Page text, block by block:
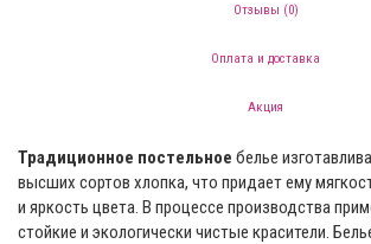
Отзывы (0)
Оплата и доставка
Акция
Традиционное постельное белье
высших сортов хлопка, что придает ему
и яркость цвета. В процессе производства
стойкие и экологически чистые красители.